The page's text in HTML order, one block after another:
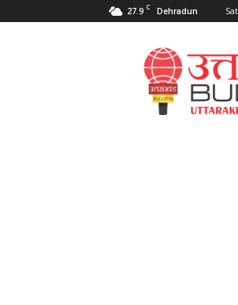
27.9 C Dehradun